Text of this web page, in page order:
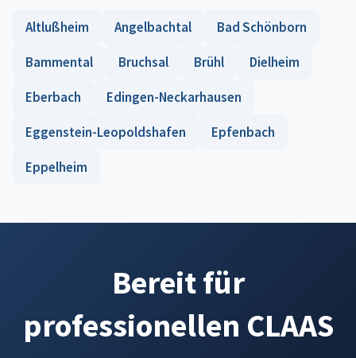
Altlußheim Angelbachtal
Bad Schönborn
Bammental
Bruchsal Brühl
Dielheim
Eberbach
Edingen-Neckarhausen
Eggenstein-Leopoldshafen
Epfenbach
Eppelheim
Bereit für
professionellen CLAAS